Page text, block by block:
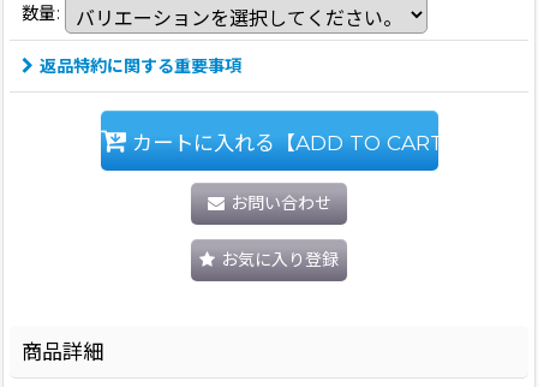
数量:
返品特約に関する重要事項
カートに入れる【ADD TO CART】
お問い合わせ
お気に入り登録
商品詳細